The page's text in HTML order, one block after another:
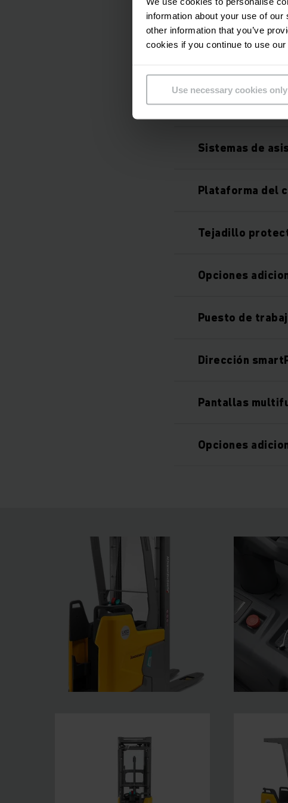
information about your use of
other information that you’ve
cookies if you continue to use our
Use necessary cookies only
Mástil de
Trabajo seguro
Sistemas de
Plataforma del
Tejadillo
Opciones
Puesto de
Dirección
Pantallas
Opciones